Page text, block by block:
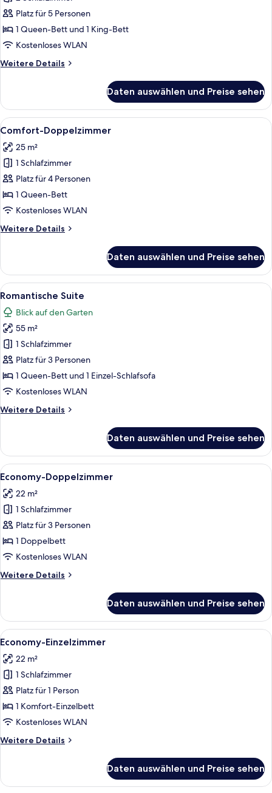
Platz für 5 Personen
1 Queen-Bett und 1 King-Bett
Kostenloses WLAN
Weitere Details
Weitere
Daten auswählen und Preise sehen
Alle
Fotos
für
Comfort-
Doppelzimmer
anzeigen
Ein Hotelzimmer mit zwei Betten,
6
Comfort-Doppelzimmer
25 m²
1 Schlafzimmer
Platz für 4 Personen
1 Queen-Bett
Kostenloses WLAN
Weitere Details
Weitere
Doppelzimmer
Daten auswählen und Preise sehen
Alle
Fotos
für
Romantische
Suite
anzeigen
Ein Hotelzimmer mit einem großen
9
Romantische Suite
Blick auf den Garten
55 m²
1 Schlafzimmer
Platz für 3 Personen
1 Queen-Bett und 1 Einzel-Schlafsofa
Kostenloses WLAN
Weitere Details
Weitere
Suite
Daten auswählen und Preise sehen
Alle
Fotos
für
Economy-
Doppelzimmer
anzeigen
Ein Hotelzimmer mit Doppelbett,
5
Economy-Doppelzimmer
22 m²
1 Schlafzimmer
Platz für 3 Personen
1 Doppelbett
Kostenloses WLAN
Weitere Details
Weitere
Doppelzimmer
Daten auswählen und Preise sehen
Alle
Fotos
für
Economy-
Einzelzimmer
anzeigen
Eine kleine Küche mit grauen
5
Economy-Einzelzimmer
22 m²
1 Schlafzimmer
Platz für 1 Person
1 Komfort-Einzelbett
Kostenloses WLAN
Weitere Details
Weitere
Einzelzimmer
Daten auswählen und Preise sehen